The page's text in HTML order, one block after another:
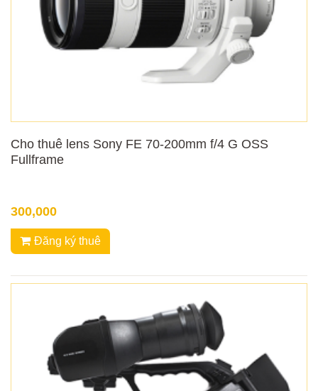
Cho thuê lens Sony FE 70-200mm f/4 G OSS
Fullframe
300,000
Đăng ký thuê